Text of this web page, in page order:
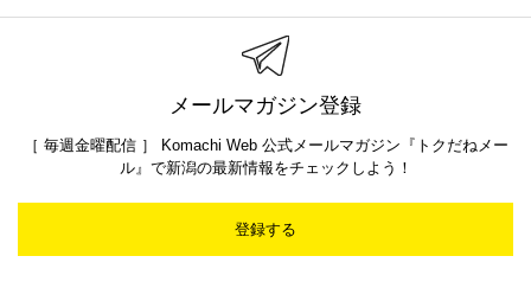
メールマガジン登録
［ 毎週金曜配信 ］ Komachi Web 公式メールマガジン『トクだねメー
ル』で新潟の最新情報をチェックしよう！
登録する